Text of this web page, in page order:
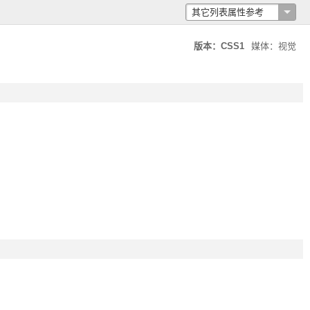
其它列表属性参考
list-style-image
版本：CSS1 媒体：视觉